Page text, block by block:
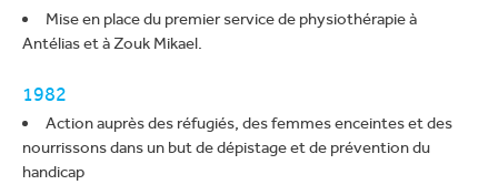
Mise en place du premier service de physiothérapie à
Antélias et à Zouk Mikael.
1982
Action auprès des réfugiés, des femmes enceintes et des
nourrissons dans un but de dépistage et de prévention du
handicap